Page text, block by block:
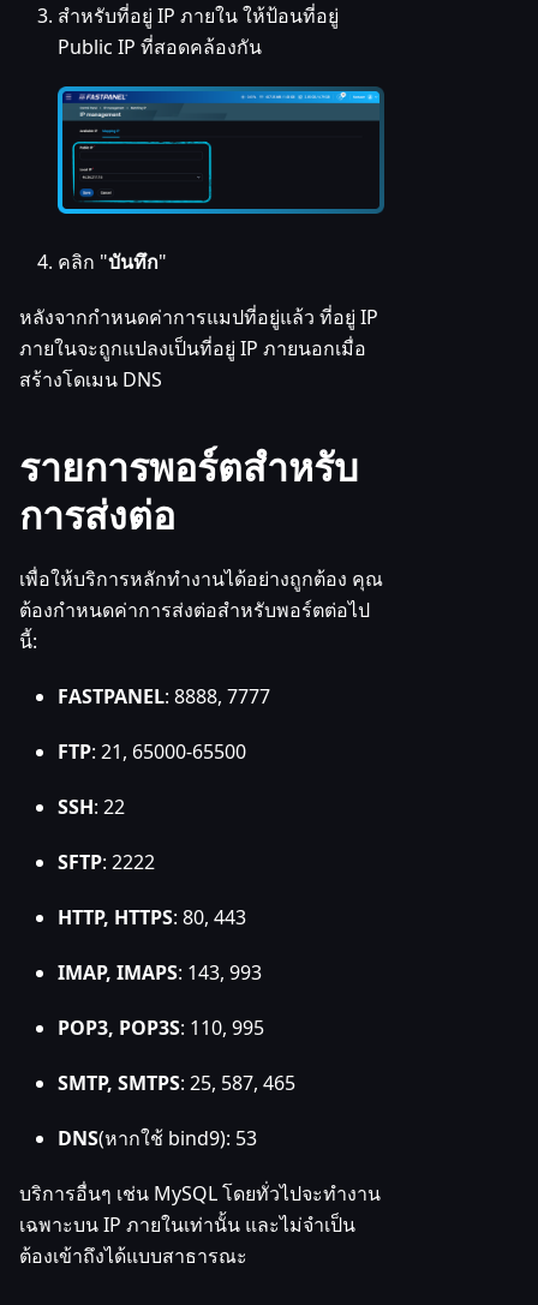
สำหรับที่อยู่ IP ภายใน ให้ป้อนที่อยู่
Public IP ที่สอดคล้องกัน
คลิก "บันทึก"
หลังจากกำหนดค่าการแมปที่อยู่แล้ว ที่อยู่ IP
ภายในจะถูกแปลงเป็นที่อยู่ IP ภายนอกเมื่อ
สร้างโดเมน DNS
รายการพอร์ตสำหรับ
การส่งต่อ
เพื่อให้บริการหลักทำงานได้อย่างถูกต้อง คุณ
ต้องกำหนดค่าการส่งต่อสำหรับพอร์ตต่อไป
นี้:
FASTPANEL: 8888, 7777
FTP: 21, 65000-65500
SSH: 22
SFTP: 2222
HTTP, HTTPS: 80, 443
IMAP, IMAPS: 143, 993
POP3, POP3S: 110, 995
SMTP, SMTPS: 25, 587, 465
DNS(หากใช้ bind9): 53
บริการอื่นๆ เช่น MySQL โดยทั่วไปจะทำงาน
เฉพาะบน IP ภายในเท่านั้น และไม่จำเป็น
ต้องเข้าถึงได้แบบสาธารณะ